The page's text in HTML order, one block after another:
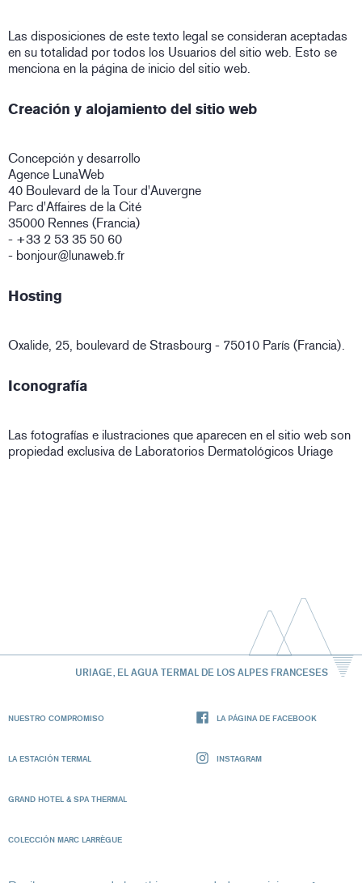
Las disposiciones de este texto legal se consideran aceptadas
en su totalidad por todos los Usuarios del sitio web. Esto se
menciona en la página de inicio del sitio web.
Creación y alojamiento del sitio web
Concepción y desarrollo
Agence LunaWeb
40 Boulevard de la Tour d'Auvergne
Parc d'Affaires de la Cité
35000 Rennes (Francia)
- +33 2 53 35 50 60
- bonjour@lunaweb.fr
Hosting
Oxalide, 25, boulevard de Strasbourg - 75010 París (Francia).
Iconografía
Las fotografías e ilustraciones que aparecen en el sitio web son
propiedad exclusiva de Laboratorios Dermatológicos Uriage
URIAGE, EL AGUA TERMAL DE LOS ALPES FRANCESES
NUESTRO COMPROMISO
LA ESTACIÓN TERMAL
GRAND HOTEL & SPA THERMAL
COLECCIÓN MARC LARRÈGUE
LA PÁGINA DE FACEBOOK
INSTAGRAM